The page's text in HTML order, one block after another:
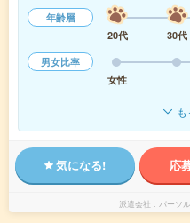
年齢層
20代
30代
男女比率
女性
気になる! 応
派遣会社 パーソ